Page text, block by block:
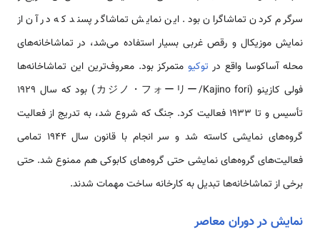
سرگرم کردن تماشاگران بود. این نمایش تماشاگر پسند که در آن از
نمایش موزیکال و رقص غربی بسیار استفاده می‌شد، در تماشاخانه‌های
محله آساکوسا واقع در توکیو متمرکز بود. معروف‌ترین این تماشاخانه‌ها
فولی کازینو (カジノ・フォーリー/Kajino fori) بود که سال 1929
تأسیس و تا 1933 فعالیت کرد. جنگ که شروع شد، به تدریج از فعالیت
گروه‌های نمایشی کاسته شد و سر انجام با قانون سال 1944 تمامی
فعالیت‌های گروه‌های نمایشی حتی گروه‌های کابوکی هم ممنوع شد. حتی
برخی از تماشاخانه‌ها تبدیل به کارخانه ساخت مهمات شدند.
نمایش در دوران معاصر